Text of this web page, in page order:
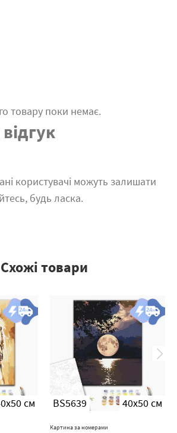
товару поки немає.
користувачі можуть залишати
будь ласка.
Схожі товари
см BS5639 40x50 см
Картина за номерами